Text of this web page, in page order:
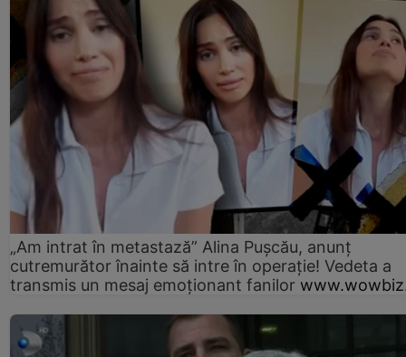
„Am intrat în metastază” Alina Pușcău, anunț
cutremurător înainte să intre în operație! Vedeta a
transmis un mesaj emoționant fanilor